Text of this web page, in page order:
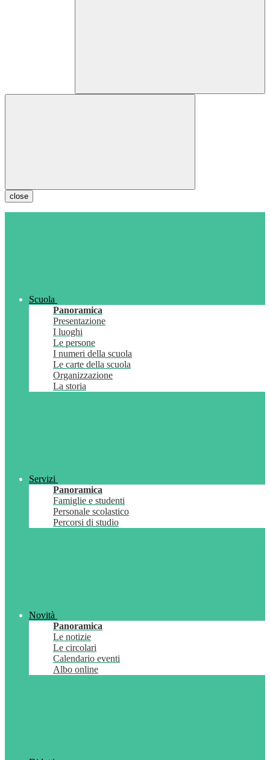
close
Scuola
Panoramica
Presentazione
I luoghi
Le persone
I numeri della scuola
Le carte della scuola
Organizzazione
La storia
Servizi
Panoramica
Famiglie e studenti
Personale scolastico
Percorsi di studio
Novità
Panoramica
Le notizie
Le circolari
Calendario eventi
Albo online